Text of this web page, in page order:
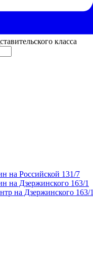
класса
на Российской 131/7
на Дзержинского 163/1
на Дзержинского 163/1